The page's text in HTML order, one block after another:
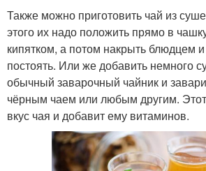
Также можно приготовить чай из
этого их надо положить прямо в
кипятком, а потом накрыть блюдцем
постоять. Или же добавить немного
обычный заварочный чайник и
чёрным чаем или любым другим. Этот
вкус чая и добавит ему витаминов.